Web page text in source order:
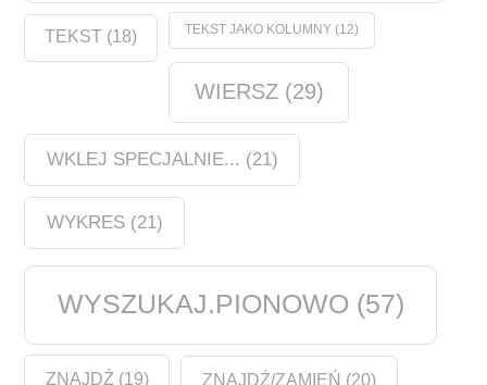
TEKST (18) TEKST JAKO KOLUMNY(12)
WIERSZ(29)
WKLEJ SPECJALNIE... (21)
WYKRES(21)
WYSZUKAJ.PIONOWO (57)
ZNAJDŹ (19) ZNAJDŹ/ZAMIEŃ (20)